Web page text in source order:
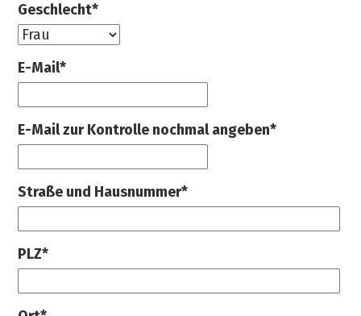
Geschlecht*
E-Mail*
E-Mail zur Kontrolle nochmal angeben*
Straße und Hausnummer*
PLZ*